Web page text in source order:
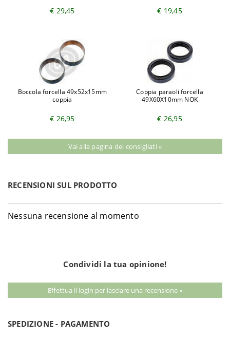
€ 29,45 € 19,45
Boccola forcella 49x52x15mm
coppia
€ 26,95
Coppia paraoli forcella
49X60X10mm NOK
€ 26,95
Vai alla pagina dei consigliati »
RECENSIONI SUL PRODOTTO
Nessuna recensione al momento
Condividi la tua opinione!
Effettua il login per lasciare una recensione »
SPEDIZIONE - PAGAMENTO